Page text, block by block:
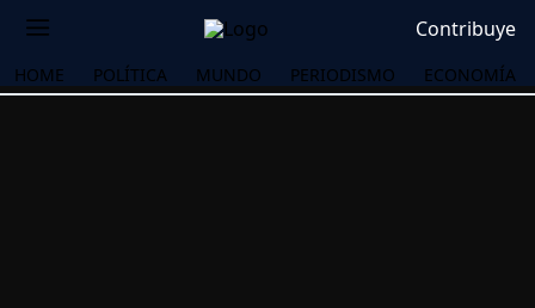
Contribuye
HOME POLÍTICA MUNDO PERIODISMO ECONOMÍA